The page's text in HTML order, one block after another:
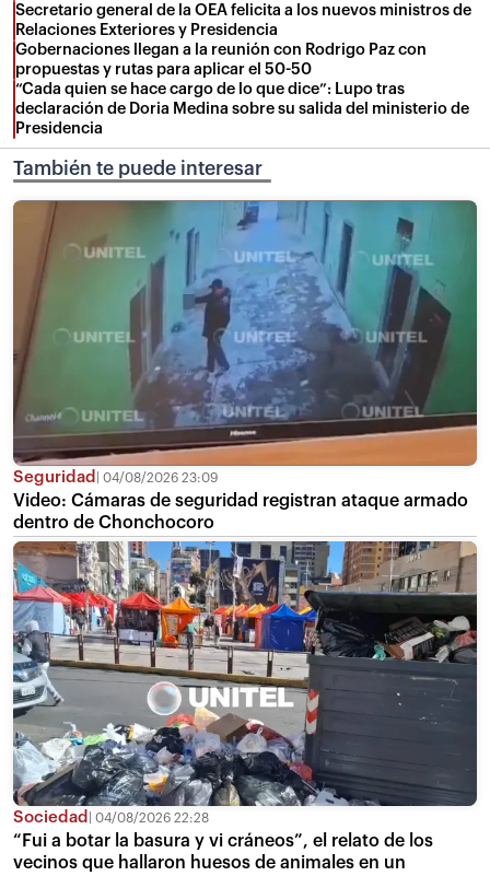
Secretario general de la OEA felicita a los nuevos ministros de
Relaciones Exteriores y Presidencia
Gobernaciones llegan a la reunión con Rodrigo Paz con
propuestas y rutas para aplicar el 50-50
“Cada quien se hace cargo de lo que dice”: Lupo tras
declaración de Doria Medina sobre su salida del ministerio de
Presidencia
También te puede interesar
Seguridad 04/08/2026 23:09
Video: Cámaras de seguridad registran ataque armado
dentro de Chonchocoro
Sociedad 04/08/2026 22:28
“Fui a botar la basura y vi cráneos”, el relato de los
vecinos que hallaron huesos de animales en un